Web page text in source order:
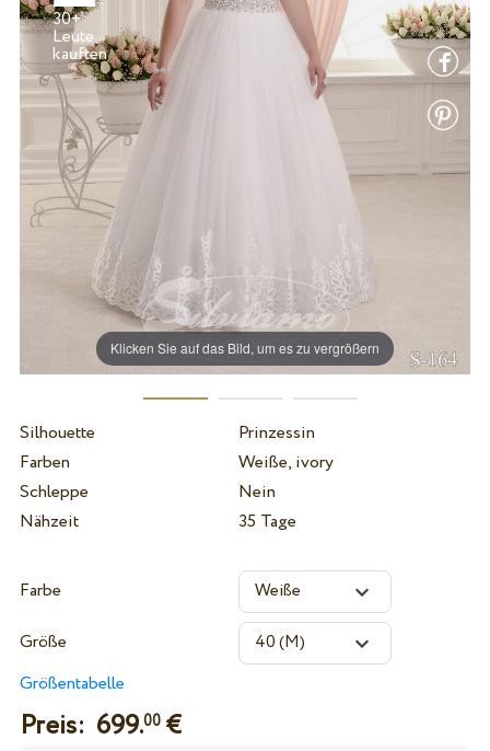
Klicken Sie auf das Bild, um es zu vergrößern
30+
Leute
kauften
Silhouette
Prinzessin
Farben
Weiße, ivory
Schleppe
Nein
Nähzeit
35 Tage
Farbe
Größe
Größentabelle
Preis: 699.00€